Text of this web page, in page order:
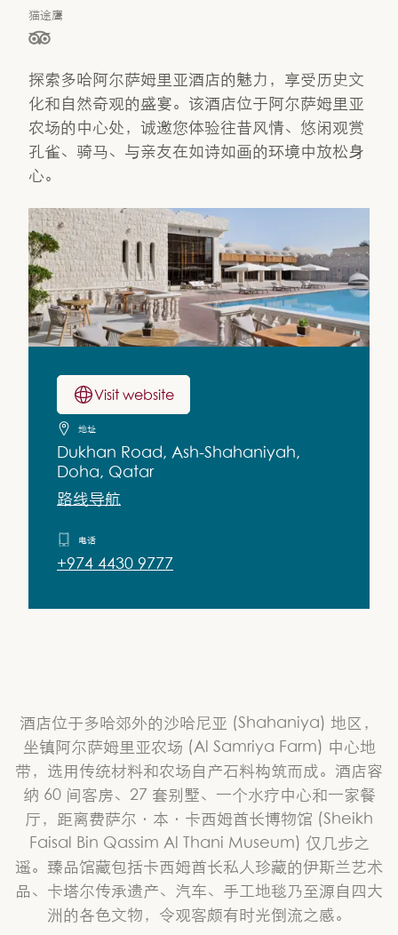
猫途鹰
星级（按 5 星制评分），依据为
探索多哈阿尔萨姆里亚酒店的魅力，享受历史文
化和自然奇观的盛宴。该酒店位于阿尔萨姆里亚
农场的中心处，诚邀您体验往昔风情、悠闲观赏
孔雀、骑马、与亲友在如诗如画的环境中放松身
心。
Visit website
地址
Dukhan Road, Ash-Shahaniyah,
Doha, Qatar
路线导航
电话
+974 4430 9777
酒店位于多哈郊外的沙哈尼亚 (Shahaniya) 地区，
坐镇阿尔萨姆里亚农场 (Al Samriya Farm) 中心地
带，选用传统材料和农场自产石料构筑而成。酒店容
纳 60 间客房、27 套别墅、一个水疗中心和一家餐
厅，距离费萨尔·本·卡西姆酋长博物馆 (Sheikh
Faisal Bin Qassim Al Thani Museum) 仅几步之
遥。臻品馆藏包括卡西姆酋长私人珍藏的伊斯兰艺术
品、卡塔尔传承遗产、汽车、手工地毯乃至源自四大
洲的各色文物，令观客颇有时光倒流之感。